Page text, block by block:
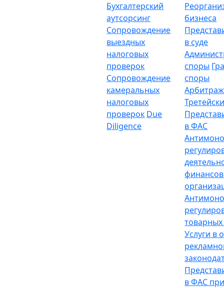
Бухгалтерский
аутсорсинг
Сопровождение
выездных
налоговых
проверок
Сопровождение
камеральных
налоговых
проверок Due
Diligence
бизнеса
в суде
споры
споры
в ФАС
Услуги в
в ФАС